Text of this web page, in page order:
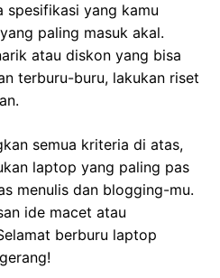
yang kamu
paling masuk akal.
atau diskon yang bisa
terburu-buru, lakukan riset
semua kriteria di atas,
laptop yang paling pas
menulis dan blogging-mu.
ide macet atau
berburu laptop